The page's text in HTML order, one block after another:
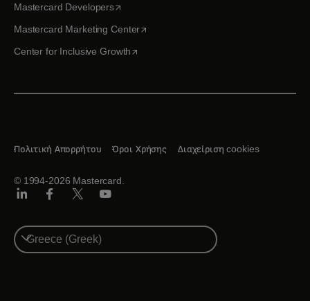
Mastercard Developersopens in a new tab
Mastercard Marketing Centeropens in a new tab
Center for Inclusive Growthopens in a new tab
© 1994-2026 Mastercard.
Πολιτική Απορρήτου Όροι Χρήσης Διαχείριση cookies
Select
a
country